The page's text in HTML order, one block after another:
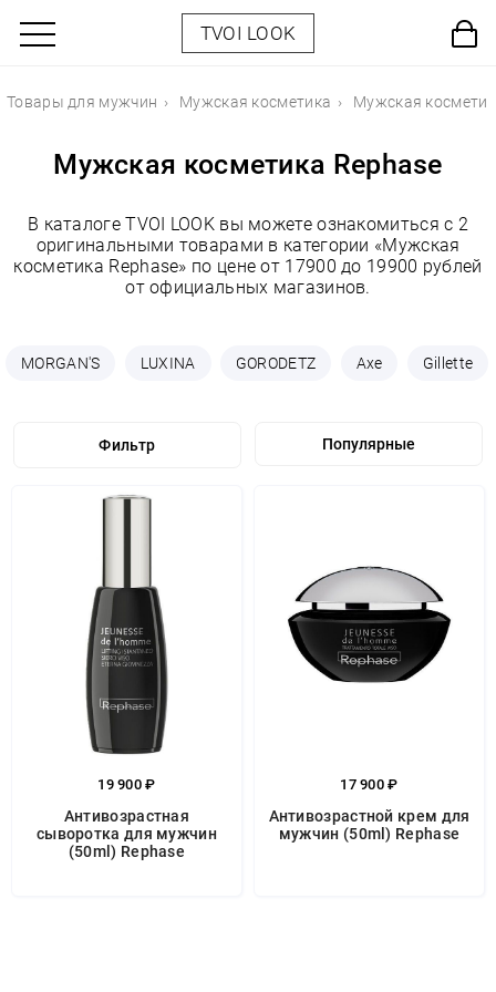
TVOI LOOK
Товары для мужчин Мужская косметика Мужская
Мужская косметика Rephase
В каталоге TVOI LOOK вы можете ознакомиться с 2
оригинальными товарами в категории «Мужская
косметика Rephase» по цене от 17900 до 19900 рублей
от официальных магазинов.
MORGAN'S LUXINA GORODETZ Axe Gillette
Фильтр
19 900 ₽
Антивозрастная
сыворотка для мужчин
(50ml) Rephase
17 900 ₽
Антивозрастной крем для
мужчин (50ml) Rephase